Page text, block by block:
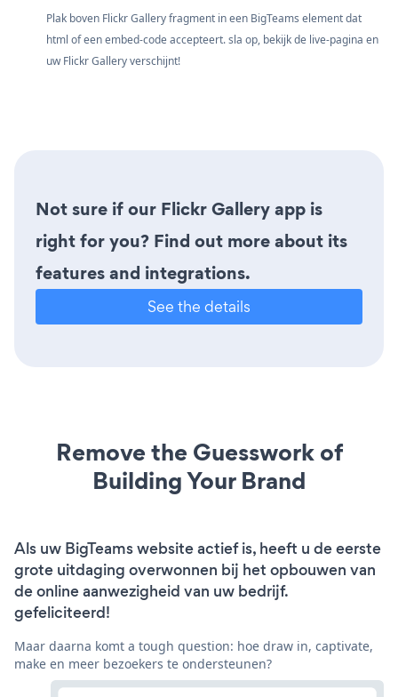
Plak boven Flickr Gallery fragment in een BigTeams element dat
html of een embed-code accepteert. sla op, bekijk de live-pagina en
uw Flickr Gallery verschijnt!
Not sure if our Flickr Gallery app is
right for you? Find out more about its
features and integrations.
See the details
Remove the Guesswork of
Building Your Brand
Als uw BigTeams website actief is, heeft u de eerste
grote uitdaging overwonnen bij het opbouwen van
de online aanwezigheid van uw bedrijf.
gefeliciteerd!
Maar daarna komt a tough question: hoe draw in, captivate,
make en meer bezoekers te ondersteunen?